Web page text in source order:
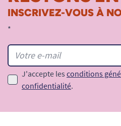
INSCRIVEZ-VOUS À
*
J'accepte les conditions
confidentialité.